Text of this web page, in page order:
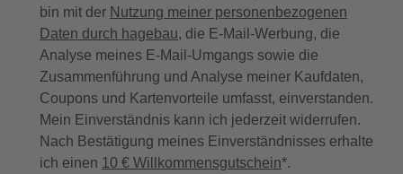
bin mit der Nutzung meiner personenbezogenen
Daten durch hagebau, die E-Mail-Werbung, die
Analyse meines E-Mail-Umgangs sowie die
Zusammenführung und Analyse meiner Kaufdaten,
Coupons und Kartenvorteile umfasst, einverstanden.
Mein Einverständnis kann ich jederzeit widerrufen.
Nach Bestätigung meines Einverständnisses erhalte
ich einen 10 € Willkommensgutschein*.